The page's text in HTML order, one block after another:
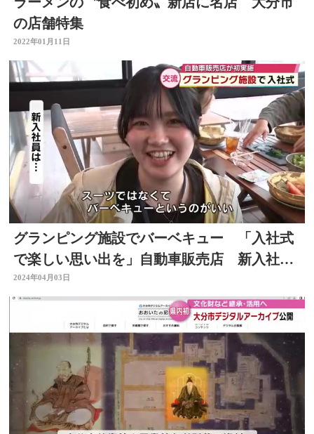
の店舗特集
2022年01月11日
グランピング施設でバーベキュー 「入社式
で楽しい思い出を」自動車販売店 新入社員
も私服で参加 大分
2024年04月03日